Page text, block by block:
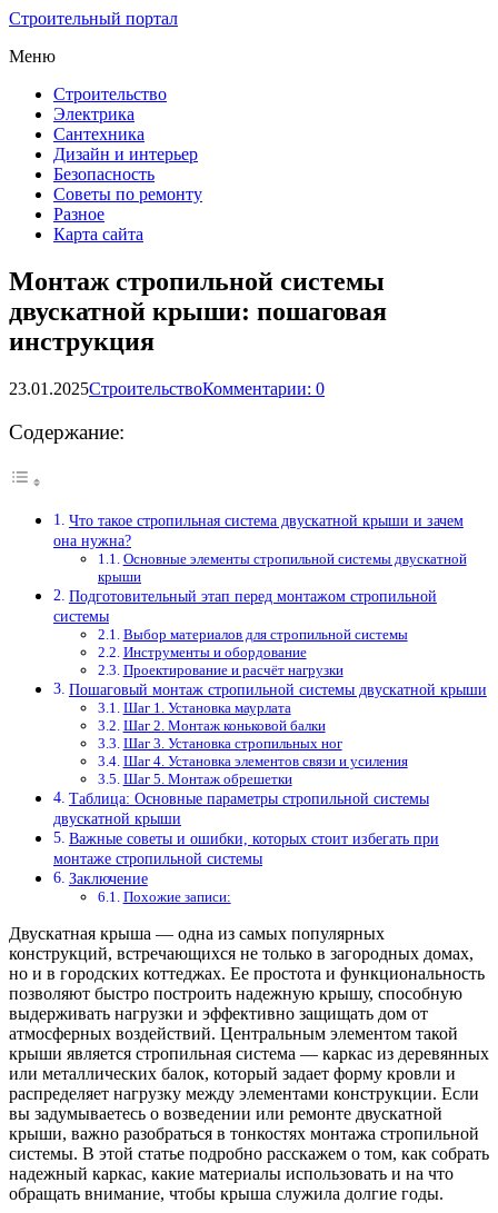
Строительный портал
Меню
Строительство
Электрика
Сантехника
Дизайн и интерьер
Безопасность
Советы по ремонту
Разное
Карта сайта
Монтаж стропильной системы
двускатной крыши: пошаговая
инструкция
23.01.2025СтроительствоКомментарии: 0
Содержание:
Что такое стропильная система двускатной крыши и зачем
она нужна?
Основные элементы стропильной системы двускатной
крыши
Подготовительный этап перед монтажом стропильной
системы
Выбор материалов для стропильной системы
Инструменты и обордование
Проектирование и расчёт нагрузки
Пошаговый монтаж стропильной системы двускатной крыши
Шаг 1. Установка маурлата
Шаг 2. Монтаж коньковой балки
Шаг 3. Установка стропильных ног
Шаг 4. Установка элементов связи и усиления
Шаг 5. Монтаж обрешетки
Таблица: Основные параметры стропильной системы
двускатной крыши
Важные советы и ошибки, которых стоит избегать при
монтаже стропильной системы
Заключение
Похожие записи:
Двускатная крыша — одна из самых популярных
конструкций, встречающихся не только в загородных домах,
но и в городских коттеджах. Ее простота и функциональность
позволяют быстро построить надежную крышу, способную
выдерживать нагрузки и эффективно защищать дом от
атмосферных воздействий. Центральным элементом такой
крыши является стропильная система — каркас из деревянных
или металлических балок, который задает форму кровли и
распределяет нагрузку между элементами конструкции. Если
вы задумываетесь о возведении или ремонте двускатной
крыши, важно разобраться в тонкостях монтажа стропильной
системы. В этой статье подробно расскажем о том, как собрать
надежный каркас, какие материалы использовать и на что
обращать внимание, чтобы крыша служила долгие годы.